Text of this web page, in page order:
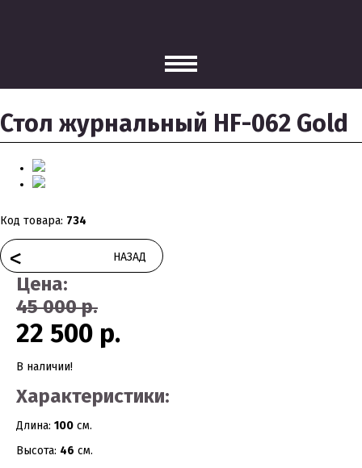
Стол журнальный HF-062 Gold
Код товара: 734
< НАЗАД
Цена:
45 000 р.
22 500 р.
В наличии!
Характеристики:
Длина: 100 см.
Высота: 46 см.